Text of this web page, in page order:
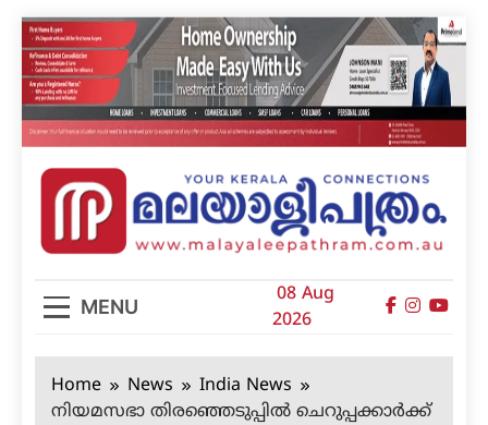
Skip
to
content
മലയാളിപത്രം
MENU
08 Aug
2026
Home News
India News
നിയമസഭാ തിരഞ്ഞെടുപ്പില്‍ ചെറുപ്പക്കാര്‍ക്ക്